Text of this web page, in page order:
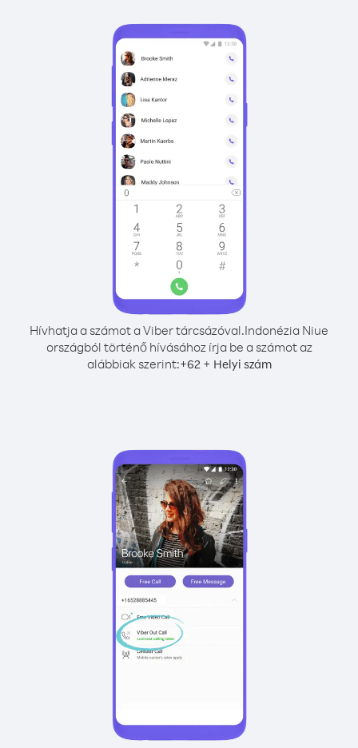
Hívhatja a számot a Viber tárcsázóval.Indonézia Niue
országból történő hívásához írja be a számot az
alábbiak szerint:+62+ Helyi szám